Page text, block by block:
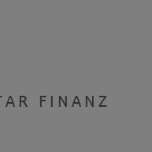
FINANZ